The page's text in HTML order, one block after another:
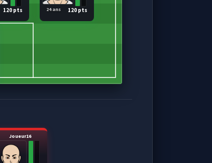
120 pts 120 pts
24 ans
Joueur16